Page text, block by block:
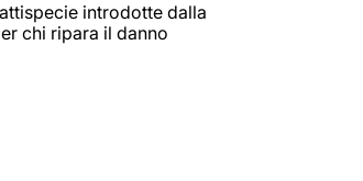
introdotte dalla
chi ripara il danno